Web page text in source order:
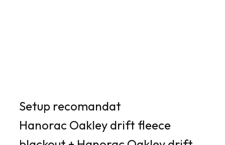
Setup recomandat
Hanorac Oakley drift fleece